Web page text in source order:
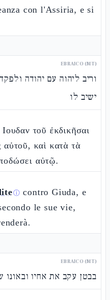
con l'Assiria, e si
EBRAICO (MT)
וריב ליהוה עם יהודה
ישיב לו
τοῦ ἐκδικῆσαι
αὐτοῦ, καὶ κατὰ τὰ
αὐτῷ.
ⓘ contro Giuda, e
le sue vie,
EBRAICO (MT)
בבטן עקב את אחיו